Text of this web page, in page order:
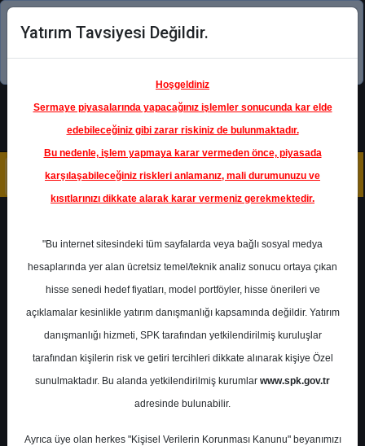
Şimdi uygulamayı indirin!
Ana Sayfa Raporlar
ALB Yatırım
Rapor Detay
KRVGD - Bilanço Analizi
ALB Yatırım 11 Kasım 2025
Yatırım Tavsiyesi Değildir.
Hoşgeldiniz
Sermaye piyasalarında yapacağınız işlemler sonucunda kar elde
edebileceğiniz gibi zarar riskiniz de bulunmaktadır.
Bu nedenle, işlem yapmaya karar vermeden önce, piyasada
karşılaşabileceğiniz riskleri anlamanız, mali durumunuzu ve
kısıtlarınızı dikkate alarak karar vermeniz gerekmektedir.
"Bu internet sitesindeki tüm sayfalarda veya bağlı sosyal medya
hesaplarında yer alan ücretsiz temel/teknik analiz sonucu ortaya çıkan
hisse senedi hedef fiyatları, model portföyler, hisse önerileri ve
açıklamalar kesinlikle yatırım danışmanlığı kapsamında değildir. Yatırım
danışmanlığı hizmeti, SPK tarafından yetkilendirilmiş kuruluşlar
tarafından kişilerin risk ve getiri tercihleri dikkate alınarak kişiye Özel
sunulmaktadır. Bu alanda yetkilendirilmiş kurumlar www.spk.gov.tr
adresinde bulunabilir.
Ayrıca üye olan herkes "Kişisel Verilerin Korunması Kanunu" beyanımızı